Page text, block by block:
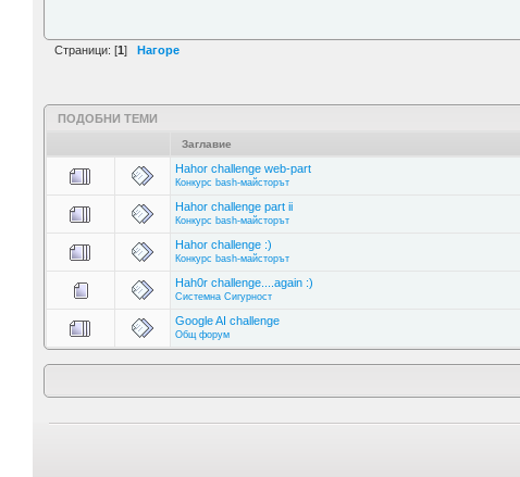
Страници: [1] Нагоре
ПОДОБНИ ТЕМИ
Заглавие
Hahor challenge web-part
Конкурс bash-майсторът
Hahor challenge part ii
Конкурс bash-майсторът
Hahor challenge :)
Конкурс bash-майсторът
Hah0r challenge....again :)
Системна Сигурност
Google AI challenge
Общ форум